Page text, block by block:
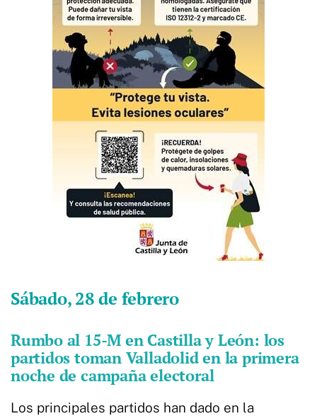
Sábado, 28 de febrero
Rumbo al 15-M en Castilla y León: los
partidos toman Valladolid en la primera
noche de campaña electoral
Los principales partidos han dado en la